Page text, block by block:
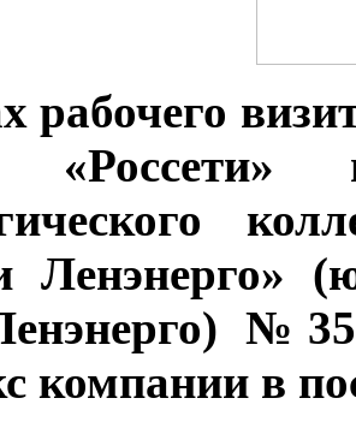
рабочего
«Россети»
Ленэнерго»
компании в